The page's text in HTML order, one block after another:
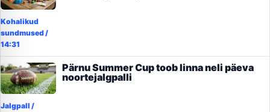
Kohalikud
sundmused/
14:31
Pärnu Summer Cup toob linna neli päeva
noortejalgpalli
Jalgpall /